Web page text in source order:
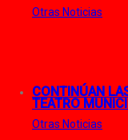
Otras Noticias
CONTINÚAN
TEATRO
Otras Noticias